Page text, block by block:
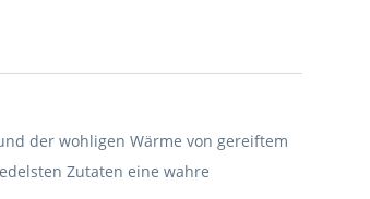
der wohligen Wärme von gereiftem
Zutaten eine wahre